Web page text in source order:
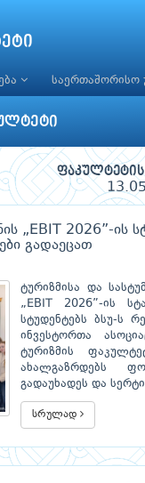
საერთაშორისო
ფაკულტეტის
„EBIT 2026”-ის
გადაეცათ
ტურიზმისა და
„EBIT 2026”-ის
სტუდენტებს ბსუ-ს
ინვესტორთა
ტურიზმის
ახალგაზრდებს
გადაუხადეს და
სრულად